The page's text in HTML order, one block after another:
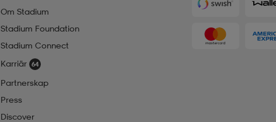
Om Stadium
Stadium Foundation
Stadium Connect
Karriär
Partnerskap
Press
Discover